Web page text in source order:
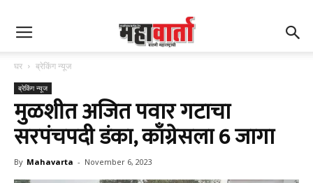
घर ब्रेकिंग न्यूज
ब्रेकिंग न्यूज
मुळशीत अजित पवार गटाचा
सरपंचपदी डंका, काँग्रेसला 6 जागा
By Mahavarta - November 6, 2023